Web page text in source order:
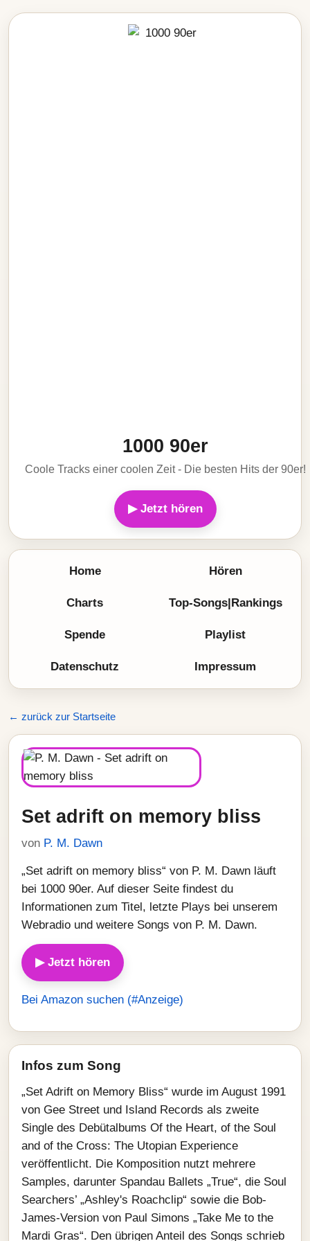
1000 90er
Coole Tracks einer coolen Zeit - Die besten Hits der 90er!
▶ Jetzt hören
Home Hören
Charts Top-Songs|Rankings
Spende Playlist
Datenschutz Impressum
← zurück zur Startseite
Set adrift on memory bliss
von P. M. Dawn
„Set adrift on memory bliss“ von P. M. Dawn läuft
bei 1000 90er. Auf dieser Seite findest du
Informationen zum Titel, letzte Plays bei unserem
Webradio und weitere Songs von P. M. Dawn.
▶ Jetzt hören
Bei Amazon suchen (#Anzeige)
Infos zum Song
„Set Adrift on Memory Bliss“ wurde im August 1991
von Gee Street und Island Records als zweite
Single des Debütalbums Of the Heart, of the Soul
and of the Cross: The Utopian Experience
veröffentlicht. Die Komposition nutzt mehrere
Samples, darunter Spandau Ballets „True“, die Soul
Searchers’ „Ashley's Roachclip“ sowie die Bob-
James-Version von Paul Simons „Take Me to the
Mardi Gras“. Den übrigen Anteil des Songs schrieb